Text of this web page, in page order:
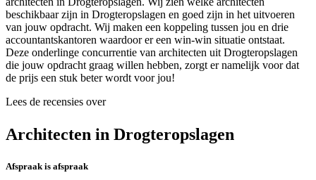
beschikbaar zijn in Drogteropslagen en goed zijn in het uitvoeren
van jouw opdracht. Wij maken een koppeling tussen jou en drie
accountantskantoren waardoor er een win-win situatie ontstaat.
Deze onderlinge concurrentie van architecten uit Drogteropslagen
die jouw opdracht graag willen hebben, zorgt er namelijk voor dat
de prijs een stuk beter wordt voor jou!
Lees de recensies over
Architecten in Drogteropslagen
Afspraak is afspraak